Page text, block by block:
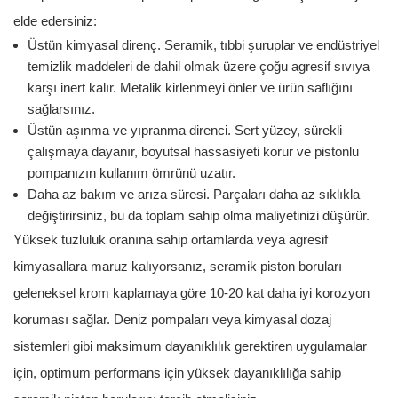
elde edersiniz:
Üstün kimyasal direnç. Seramik, tıbbi şuruplar ve endüstriyel
temizlik maddeleri de dahil olmak üzere çoğu agresif sıvıya
karşı inert kalır. Metalik kirlenmeyi önler ve ürün saflığını
sağlarsınız.
Üstün aşınma ve yıpranma direnci. Sert yüzey, sürekli
çalışmaya dayanır, boyutsal hassasiyeti korur ve pistonlu
pompanızın kullanım ömrünü uzatır.
Daha az bakım ve arıza süresi. Parçaları daha az sıklıkla
değiştirirsiniz, bu da toplam sahip olma maliyetinizi düşürür.
Yüksek tuzluluk oranına sahip ortamlarda veya agresif
kimyasallara maruz kalıyorsanız, seramik piston boruları
geleneksel krom kaplamaya göre 10-20 kat daha iyi korozyon
koruması sağlar. Deniz pompaları veya kimyasal dozaj
sistemleri gibi maksimum dayanıklılık gerektiren uygulamalar
için, optimum performans için yüksek dayanıklılığa sahip